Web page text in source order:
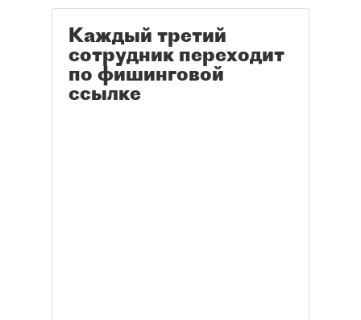
Каждый третий
сотрудник переходит
по фишинговой
ссылке